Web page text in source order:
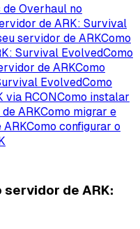
Overhaul no
de ARK: Survival
servidor de ARKComo
Survival EvolvedComo
de ARKComo
EvolvedComo
via RCONComo instalar
ARKComo migrar e
Como configurar o
de ARK: